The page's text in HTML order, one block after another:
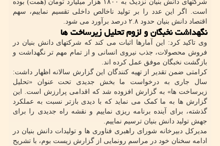
شرکتهای دانش بنیان نزدیک به ۱۸۰۰ هزار میلیارد تومان (همت) بوده
است. اگر این عدد را بر تولید ناخالص داخلی تقسیم نماییم، سهم
اقتصاد دانش بنیان حدود ۲.۸ درصد برآورد می شود.
نگهداشت نخبگان و لزوم تحلیل زیرساخت ها
وی تاکید کرد: این آمارها اثبات می کند که شرکتهای دانش بنیان در
فروش محصولات، جذب نیروی انسانی و از تمام مهم تر نگهداشت و
بازگشت نخبگان موفق عمل کرده اند.
کرامتی ضمن تقدیر از تهیه کنندگان این گزارش سالانه اظهار داشت:
سال جاری به درخواست ما بخش جدیدی تحت عنوان «تحلیل
زیرساخت ها» به گزارش افزوده شد که اقدامی پرارزش است. این
گزارش ها به ما کمک می نماید که با دیدی بازتر نسبت به عملکرد
گذشته، برای آینده برنامه ریزی نماییم و نقشه راه جدیدی را برای
جهش تولید دانش بنیان ترسیم نماییم.
مدیرکل دبیرخانه شورای راهبری فناوری ها و تولیدات دانش بنیان در
ادامه سخنان خود در مراسم رونمایی از گزارش زیست بوم، با تشریح